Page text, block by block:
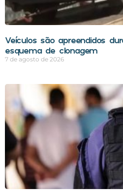
Veículos são apreendidos
esquema de clonagem
7 de agosto de 2026